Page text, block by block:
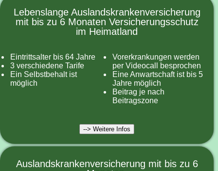
Lebenslange Auslandskrankenversicherung
mit bis zu 6 Monaten Versicherungsschutz
im Heimatland
Eintrittsalter bis 64 Jahre
3 verschiedene Tarife
Ein Selbstbehalt ist
möglich
Vorerkrankungen werden
per Videocall besprochen
Eine Anwartschaft ist bis 5
Jahre möglich
Beitrag je nach
Beitragszone
--> Weitere Infos
Auslandskrankenversicherung mit bis zu 6